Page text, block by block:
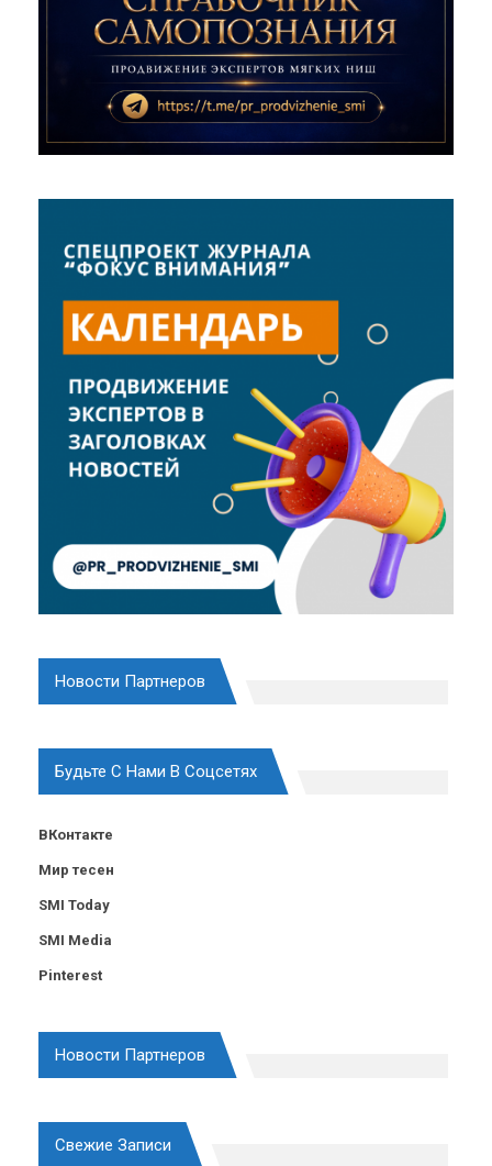
Новости Партнеров
Будьте С Нами В Соцсетях
ВКонтакте
Мир тесен
SMI Today
SMI Media
Pinterest
Новости Партнеров
Свежие Записи